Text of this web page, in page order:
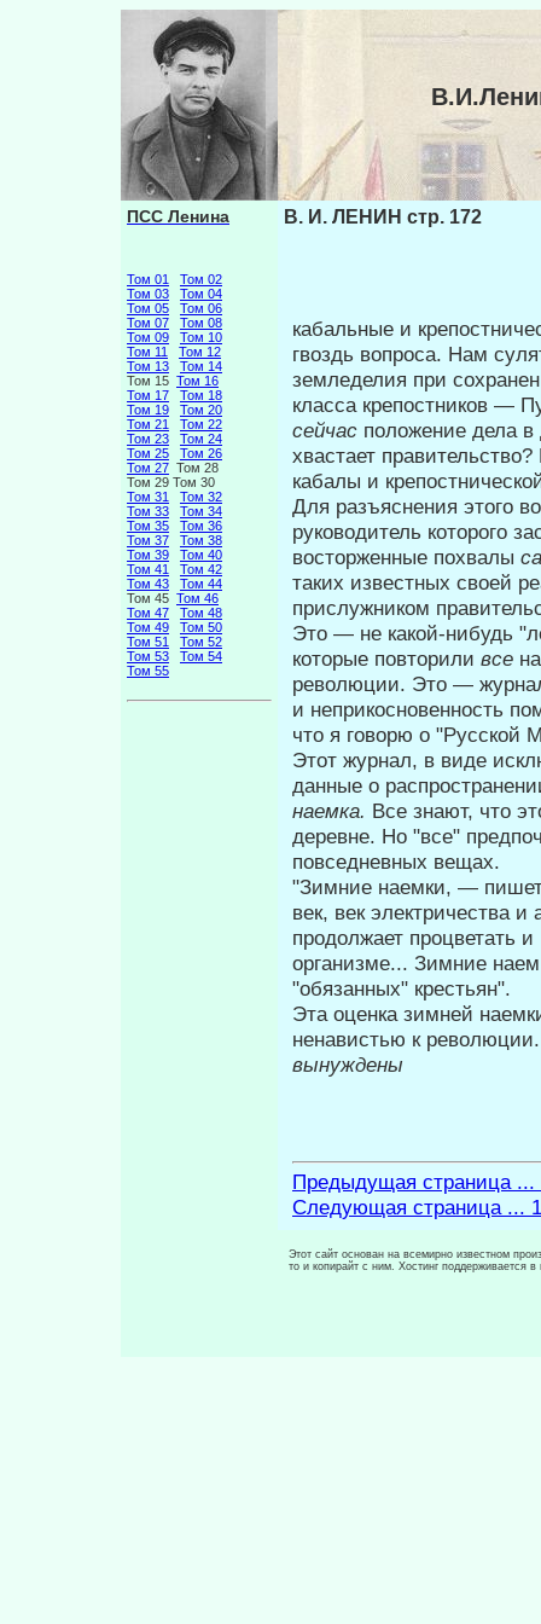
ПСС Ленина
Том 01
Том 02
Том 03
Том 04
Том 05
Том 06
Том 07
Том 08
Том 09
Том 10
Том 11
Том 12
Том 13
Том 14
Том 15 Том 16
Том 17
Том 18
Том 19
Том 20
Том 21
Том 22
Том 23
Том 24
Том 25
Том 26
Том 27 Том 28
Том 29 Том 30
Том 31
Том 32
Том 33
Том 34
Том 35
Том 36
Том 37
Том 38
Том 39
Том 40
Том 41
Том 42
Том 43
Том 44
Том 45 Том 46
Том 47
Том 48
Том 49
Том 50
Том 51
Том 52
Том 53
Том 54
Том 55
В. И. ЛЕНИН стр. 172
кабальные и
гвоздь вопро­са. Нам
земледелия при
класса крепостников —
сейчас положение дела
хвастает
кабалы и
Для разъяснения этого
руководитель ко­торого
восторженные похвалы
таких известных своей
прислужником
Это — не какой-нибудь
которые повторили все
революции. Это —
и непри­косновенность
что я говорю о "Русской
Этот журнал, в виде
данные о
наемка. Все знают, что
деревне. Но "все"
повседневных вещах.
"Зимние наемки, —
век, век электричества
продолжает процветать
организме... Зимние
"обязанных" кре­стьян".
Эта оценка зимней
нена­вистью к
вынуждены
Предыдущая страница ...
Следующая страница ...
Этот сайт основан на всемирно известном
то и копирайт с ним. Хостинг поддерживается